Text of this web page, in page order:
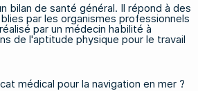
bilan de santé général. Il répond à des
par les organismes professionnels
par un médecin habilité à
de l'aptitude physique pour le travail
médical pour la navigation en mer ?